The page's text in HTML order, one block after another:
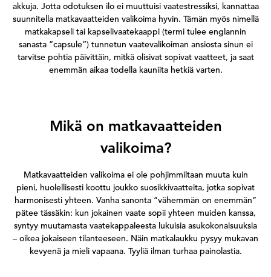
akkuja. Jotta odotuksen ilo ei muuttuisi vaatestressiksi, kannattaa
suunnitella matkavaatteiden valikoima hyvin. Tämän myös nimellä
matkakapseli tai kapselivaatekaappi (termi tulee englannin
sanasta ”capsule”) tunnetun vaatevalikoiman ansiosta sinun ei
tarvitse pohtia päivittäin, mitkä olisivat sopivat vaatteet, ja saat
enemmän aikaa todella kauniita hetkiä varten.
Mikä on matkavaatteiden
valikoima?
Matkavaatteiden valikoima ei ole pohjimmiltaan muuta kuin
pieni, huolellisesti koottu joukko suosikkivaatteita, jotka sopivat
harmonisesti yhteen. Vanha sanonta ”vähemmän on enemmän”
pätee tässäkin: kun jokainen vaate sopii yhteen muiden kanssa,
syntyy muutamasta vaatekappaleesta lukuisia asukokonaisuuksia
– oikea jokaiseen tilanteeseen. Näin matkalaukku pysyy mukavan
kevyenä ja mieli vapaana. Tyyliä ilman turhaa painolastia.